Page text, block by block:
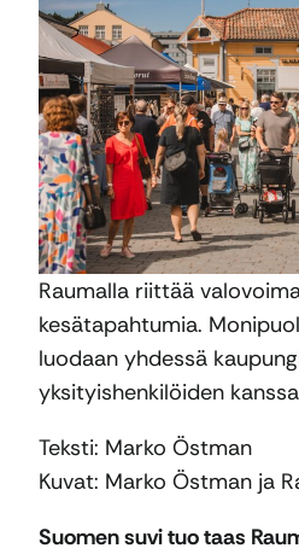
Raumalla riittää
kesätapahtumia.
luodaan yhdessä
yksityishenkilöiden
Teksti: Marko Östman
Kuvat: Marko Östman ja
Suomen suvi tuo taas